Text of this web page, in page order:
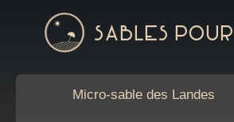
Sables
Micro-sable des Landes